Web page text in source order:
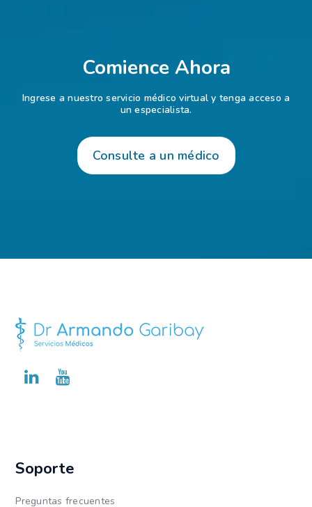
Comience Ahora
Ingrese a nuestro servicio médico virtual y tenga acceso a
un especialista.
Consulte a un médico
Soporte
Preguntas frecuentes